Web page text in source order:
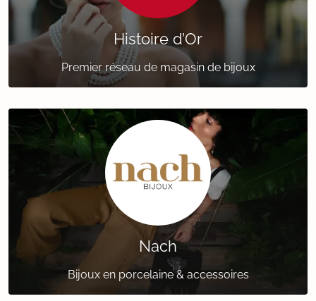
Histoire d’Or
Premier réseau de magasin de bijoux
Nach
Bijoux en porcelaine & accessoires